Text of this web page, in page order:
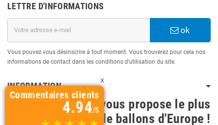
LETTRE D'INFORMATIONS
ok
Vous pouvez vous désinscrire à tout moment. Vous trouverez pour cela nos
informations de contact dans les conditions d'utilisation du site.
INFORMATION
BallonsDeco vous propose le plus
grand choix de ballons d'Europe !
X
Commentaires clients
4.94/5